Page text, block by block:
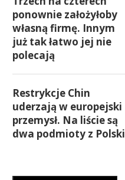
ponownie założyłoby
własną firmę. Innym
już tak łatwo jej nie
polecają
Restrykcje Chin
uderzają w europejski
przemysł. Na liście są
dwa podmioty z Polski